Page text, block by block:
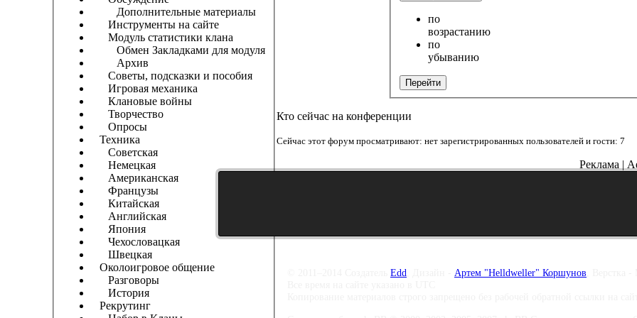
Дополнительные материалы
Инструменты на сайте
Модуль статистики клана
Обмен Закладками для модуля
Архив
Советы, подсказки и пособия
Игровая механика
Клановые войны
Творчество
Опросы
Техника
Советская
Немецкая
Американская
Французы
Китайская
Английская
Япония
Чехословацкая
Швецкая
Околоигровое общение
Разговоры
История
Рекрутинг
по
возрастанию
по
убыванию
Перейти
Кто сейчас на конференции
Сейчас этот форум просматривают: нет зарегистрированных пользователей и гости: 7
Реклама |
Edd Артем "Helldweller" Коршунов